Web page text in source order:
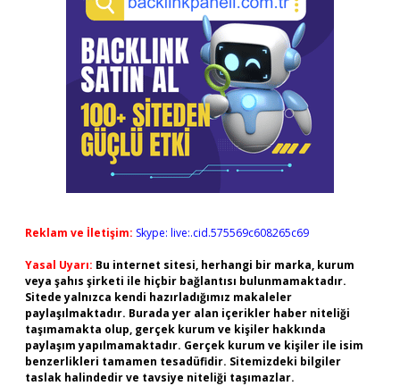
Reklam ve İletişim: Skype: live:.cid.575569c608265c69
Yasal Uyarı: Bu internet sitesi, herhangi bir marka, kurum
veya şahıs şirketi ile hiçbir bağlantısı bulunmamaktadır.
Sitede yalnızca kendi hazırladığımız makaleler
paylaşılmaktadır. Burada yer alan içerikler haber niteliği
taşımamakta olup, gerçek kurum ve kişiler hakkında
paylaşım yapılmamaktadır. Gerçek kurum ve kişiler ile isim
benzerlikleri tamamen tesadüfidir. Sitemizdeki bilgiler
taslak halindedir ve tavsiye niteliği taşımazlar.